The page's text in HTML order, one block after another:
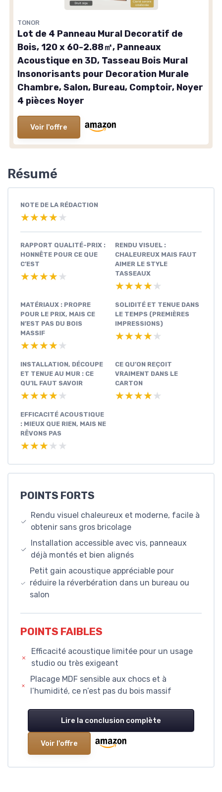
TONOR
Lot de 4 Panneau Mural Decoratif de
Bois, 120 x 60-2.88㎡, Panneaux
Acoustique en 3D, Tasseau Bois Mural
Insonorisants pour Decoration Murale
Chambre, Salon, Bureau, Comptoir, Noyer
4 pièces Noyer
Voir l'offre
Résumé
NOTE DE LA RÉDACTION
★★★★★
★★★★★
RAPPORT QUALITÉ-PRIX :
HONNÊTE POUR CE QUE
C’EST
★★★★★
★★★★★
RENDU VISUEL :
CHALEUREUX MAIS FAUT
AIMER LE STYLE
TASSEAUX
★★★★★
★★★★★
MATÉRIAUX : PROPRE
POUR LE PRIX, MAIS CE
N’EST PAS DU BOIS
MASSIF
★★★★★
★★★★★
SOLIDITÉ ET TENUE DANS
LE TEMPS (PREMIÈRES
IMPRESSIONS)
★★★★★
★★★★★
INSTALLATION, DÉCOUPE
ET TENUE AU MUR : CE
QU’IL FAUT SAVOIR
★★★★★
★★★★★
CE QU’ON REÇOIT
VRAIMENT DANS LE
CARTON
★★★★★
★★★★★
EFFICACITÉ ACOUSTIQUE
: MIEUX QUE RIEN, MAIS NE
RÊVONS PAS
★★★★★
★★★★★
POINTS FORTS
Rendu visuel chaleureux et moderne, facile à
obtenir sans gros bricolage
Installation accessible avec vis, panneaux
déjà montés et bien alignés
Petit gain acoustique appréciable pour
réduire la réverbération dans un bureau ou
salon
POINTS FAIBLES
Efficacité acoustique limitée pour un usage
studio ou très exigeant
Placage MDF sensible aux chocs et à
l’humidité, ce n’est pas du bois massif
Lire la conclusion complète
Voir l'offre